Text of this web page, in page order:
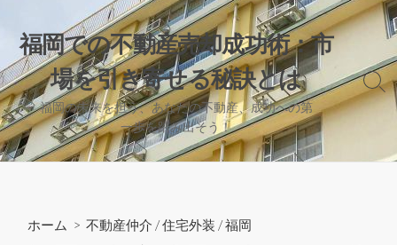
ン
ツ
へ
ス
キ
福岡での不動産売却成功術：市
場を引き寄せる秘訣とは
福岡の未来を担う、あなたの不動産、成功への第
一歩を踏み出そう！
検
索
替
ホーム > 不動産仲介 /住宅外装 /福岡